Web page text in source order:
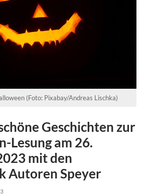
(Foto: Pixabay/Andreas Lischka)
Geschichten zur
Lesung am 26.
mit den
Autoren Speyer